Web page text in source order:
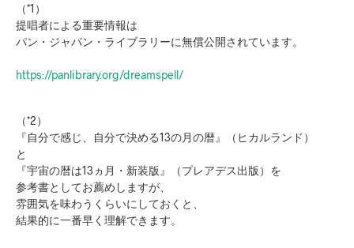
（*1）
提唱者による重要情報は
パン・ジャパン・ライブラリーに無償公開されています。
https://panlibrary.org/dreamspell/
（*2）
『自分で感じ、自分で決める13の月の暦』（ヒカルランド）
と
『宇宙の暦は13ヵ月・新装版』（プレアデス出版）を
参考書としてお薦めしますが、
雰囲気を味わうくらいにしておくと、
結果的に一番早く理解できます。